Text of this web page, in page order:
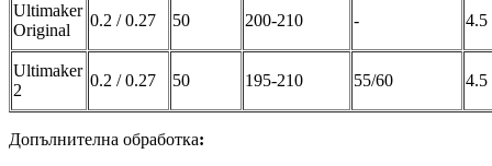
Ultimaker
Original
0.2 / 0.27 50 200-210 - 4.5
Ultimaker
2
0.2 / 0.27 50 195-210 55/60 4.5
Допълнителна обработка: